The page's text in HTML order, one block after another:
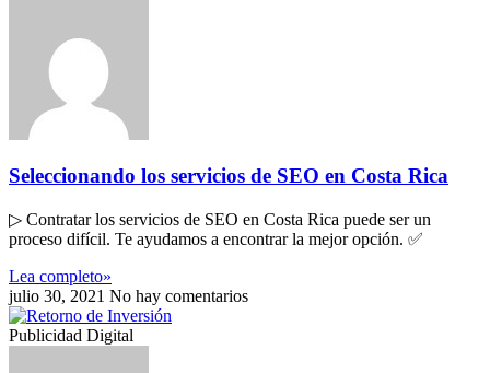
Seleccionando los servicios de SEO en Costa Rica
▷ Contratar los servicios de SEO en Costa Rica puede ser un
proceso difícil. Te ayudamos a encontrar la mejor opción. ✅
Lea completo»
julio 30, 2021 No hay comentarios
Publicidad Digital